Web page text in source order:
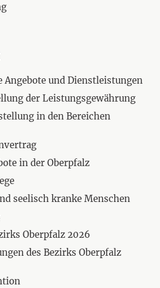
Angebote und Dienstleistungen
der Leistungsgewährung
in den Bereichen
in der Oberpfalz
seelisch kranke Menschen
Oberpfalz 2026
des Bezirks Oberpfalz